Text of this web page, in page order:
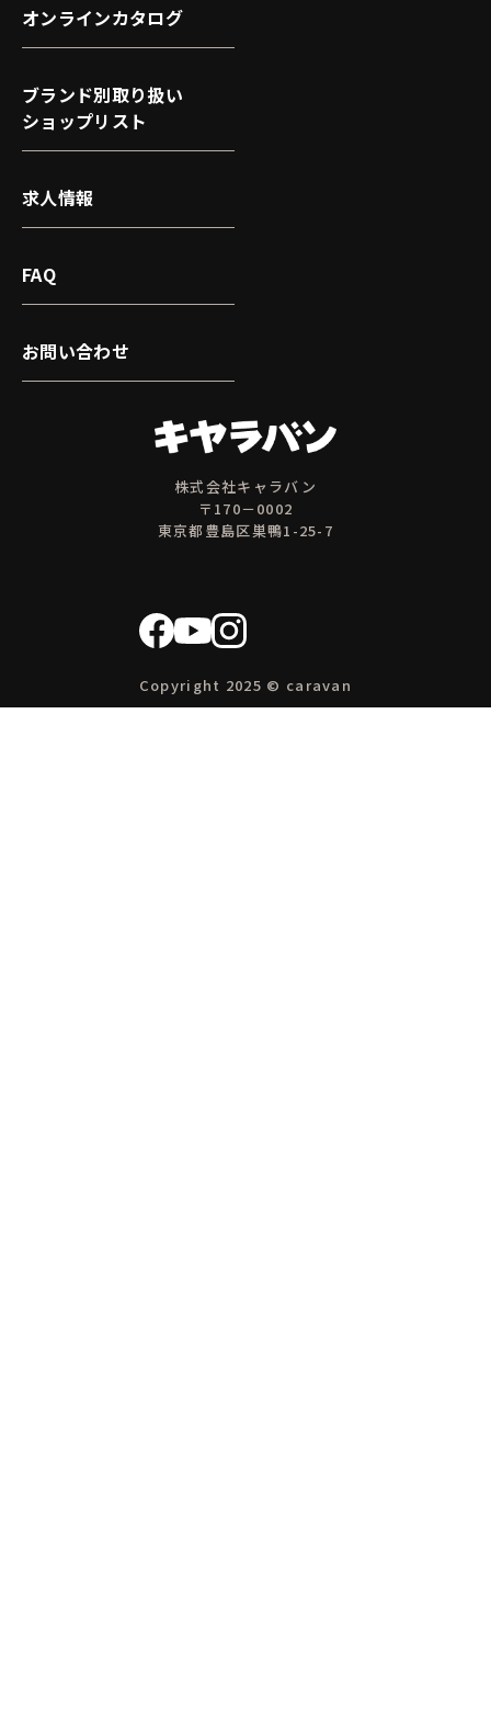
株式会社キャラバン
〒170－0002
東京都豊島区巣鴨1-25-7
Copyright 2025 © caravan
オンラインカタログ
ブランド別取り扱い
ショップリスト
求人情報
FAQ
お問い合わせ